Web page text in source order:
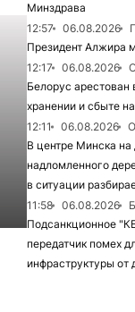
Минздрава
12:57
06.08.2026
Президент Алжира
12:17
06.08.2026
Белорус
хранении и сбыте
12:11
06.08.2026
В центре Минска
надломленного
в ситуации
11:58
06.08.2026
Подсанкционное
передатчик помех
инфраструктуры от